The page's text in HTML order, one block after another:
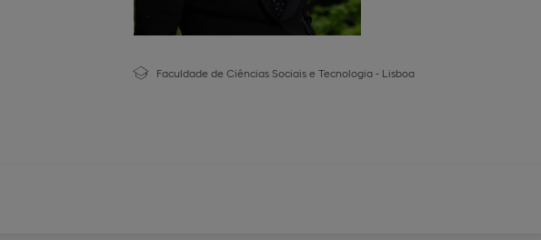
Faculdade de Ciências Sociais e Tecnologia - Lisboa